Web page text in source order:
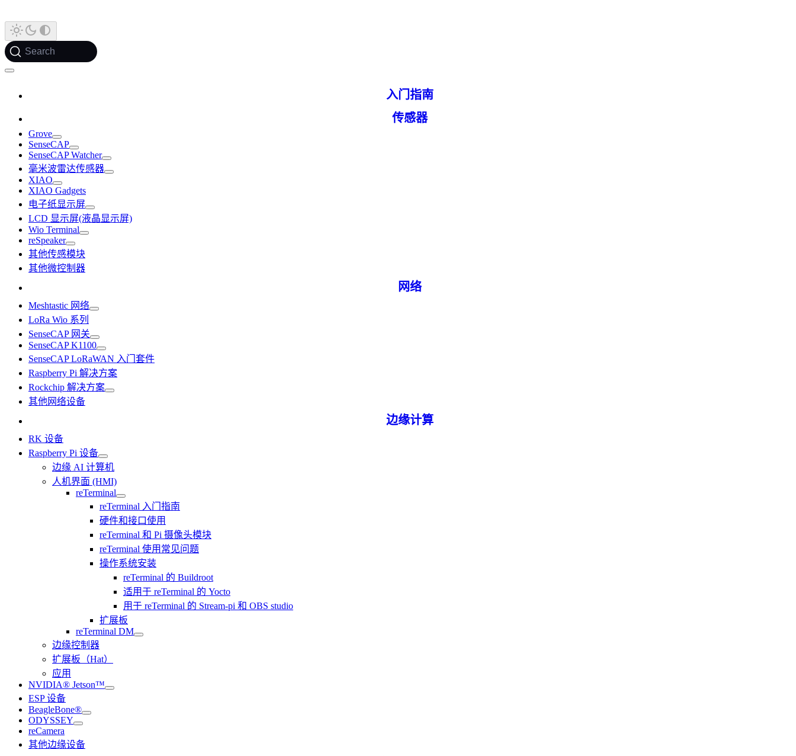
Search
入门指南
传感器
Grove
SenseCAP
SenseCAP Watcher
毫米波雷达传感器
XIAO
XIAO Gadgets
电子纸显示屏
LCD 显示屏(液晶显示屏)
Wio Terminal
reSpeaker
其他传感模块
其他微控制器
网络
Meshtastic 网络
LoRa Wio 系列
SenseCAP 网关
SenseCAP K1100
SenseCAP LoRaWAN 入门套件
Raspberry Pi 解决方案
Rockchip 解决方案
其他网络设备
边缘计算
RK 设备
Raspberry Pi 设备
边缘 AI 计算机
人机界面 (HMI)
reTerminal
reTerminal 入门指南
硬件和接口使用
reTerminal 和 Pi 摄像头模块
reTerminal 使用常见问题
操作系统安装
reTerminal 的 Buildroot
适用于 reTerminal 的 Yocto
用于 reTerminal 的 Stream-pi 和 OBS studio
扩展板
reTerminal DM
边缘控制器
扩展板（Hat）
应用
NVIDIA® Jetson™
ESP 设备
BeagleBone®
ODYSSEY
reCamera
其他边缘设备